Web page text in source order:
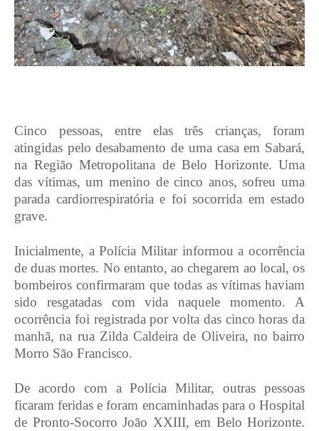
Cinco pessoas, entre elas três crianças, foram
atingidas pelo desabamento de uma casa em Sabará,
na Região Metropolitana de Belo Horizonte. Uma
das vítimas, um menino de cinco anos, sofreu uma
parada cardiorrespiratória e foi socorrida em estado
grave.
Inicialmente, a Polícia Militar informou a ocorrência
de duas mortes. No entanto, ao chegarem ao local, os
bombeiros confirmaram que todas as vítimas haviam
sido resgatadas com vida naquele momento. A
ocorrência foi registrada por volta das cinco horas da
manhã, na rua Zilda Caldeira de Oliveira, no bairro
Morro São Francisco.
De acordo com a Polícia Militar, outras pessoas
ficaram feridas e foram encaminhadas para o Hospital
de Pronto-Socorro João XXIII, em Belo Horizonte.